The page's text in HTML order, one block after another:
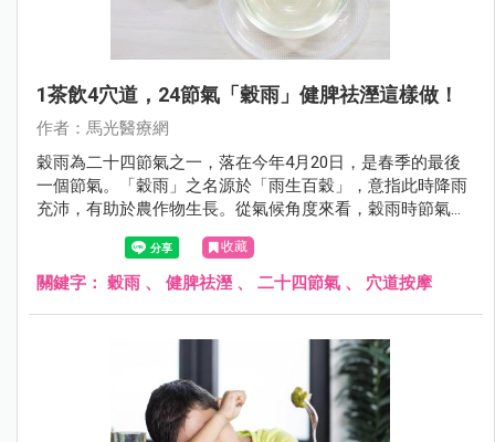
1茶飲4穴道，24節氣「穀雨」健脾祛溼這樣做！
作者：馬光醫療網
穀雨為二十四節氣之一，落在今年4月20日，是春季的最後
一個節氣。「穀雨」之名源於「雨生百穀」，意指此時降雨
充沛，有助於農作物生長。從氣候角度來看，穀雨時節氣溫
逐漸升高，濕氣明顯增加，天地之氣由春季的生發轉向夏季
的旺盛，是一個「由肝轉脾」的重要過渡期。
收藏
關鍵字： 穀雨 、 健脾祛溼 、 二十四節氣 、 穴道按摩